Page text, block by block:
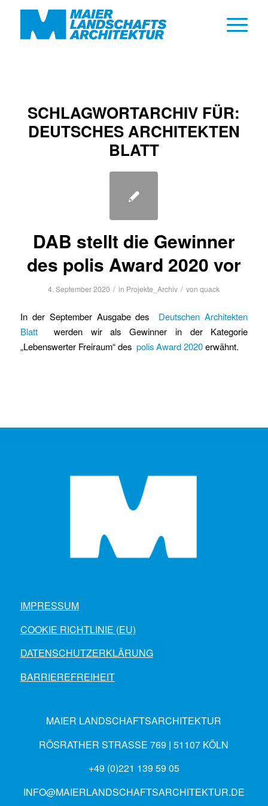
SCHLAGWORTARCHIV FÜR:
DEUTSCHES ARCHITEKTEN
BLATT
DAB stellt die Gewinner
des polis Award 2020 vor
4. September 2020 / in Projekte_Archiv / vonquack
In der September Ausgabe des Deutschen Architekten
Blattwerden wir als Gewinner in der Kategorie
„Lebenswerter Freiraum“ des polis Award 2020erwähnt.
IMPRESSUM
COOKIE RICHTLINIE (EU)
DATENSCHUTZERKLÄRUNG
BARRIEREFREIHEIT
MAIER LANDSCHAFTSARCHITEKTUR
RÖSRATHER STRASSE 769 | 51107 KÖLN
+49 (0)221 139 59 05
INFO@MAIERLANDSCHAFTSARCHITEKTUR.DE